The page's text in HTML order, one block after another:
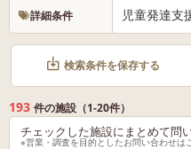
詳細条件 児童発達支
検索条件を保存する
193 件の施設（1-20件）
チェックした施設にまとめて問
※営業・調査を目的としたお問い合わせは